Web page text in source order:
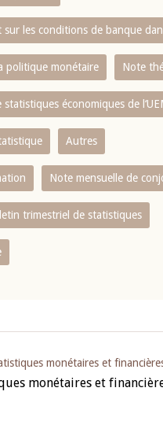
sur les conditions de banque
politique monétaire Note
économiques de
Autres
Note mensuelle de
trimestriel de statistiques
monétaires et
monétaires et